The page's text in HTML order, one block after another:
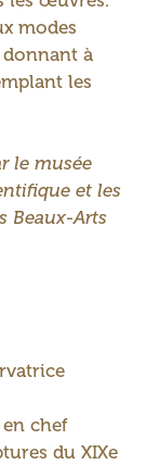
modes
donnant à
les
le musée
et les
Beaux-Arts
chef
du XIXe